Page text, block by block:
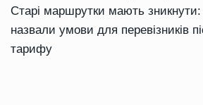
Старі маршрутки мають
назвали умови для перевізників
тарифу